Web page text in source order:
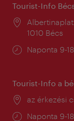
Tourist-Info
Helyszín:
1010 Bécs
Nyitva
Naponta 9-
Tourist-Info a
Helyszín:
az érkezési
Nyitva
Naponta 9-